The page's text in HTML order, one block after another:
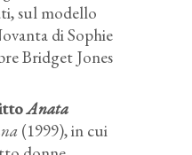
sul modello
di Sophie
Bridget Jones
Anata
(1999), in cui